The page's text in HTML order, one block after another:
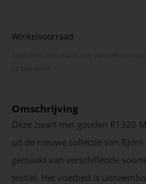
Winkelvoorraad
Omschrijving
Deze zwart met gouden R1320
uit de nieuwe collectie van Björn
gemaakt van verschillende
textiel. Het voetbed is